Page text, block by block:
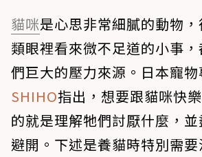
貓咪是心思非常細膩的動物
類眼裡看來微不足道的小事
們巨大的壓力來源。日本寵
SHIHO指出，想要跟貓咪快
的就是理解牠們討厭什麼，
避開。下述是養貓時特別需要